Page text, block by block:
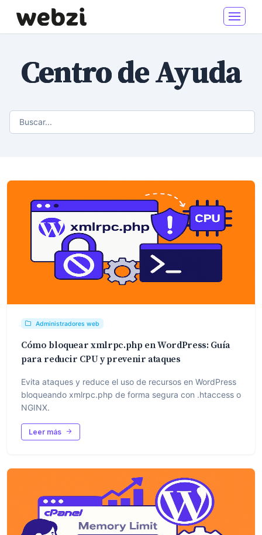
Centro de Ayuda
Administradores web
Cómo bloquear xmlrpc.php en WordPress: Guía
para reducir CPU y prevenir ataques
Evita ataques y reduce el uso de recursos en WordPress
bloqueando xmlrpc.php de forma segura con .htaccess o
NGINX.
Leer más